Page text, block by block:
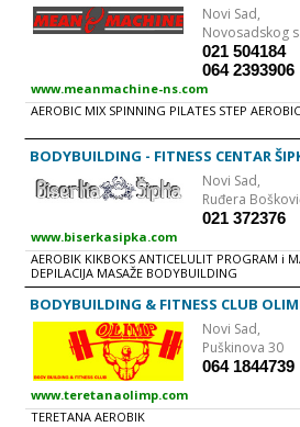
Novi Sad,
Novosadskog
021 504184
064 2393906
www.meanmachine-ns.com
AEROBIC MIX SPINNING PILATES STEP
BODYBUILDING - FITNESS CENTAR
Novi Sad,
Ruđera
021 372376
www.biserkasipka.com
AEROBIK KIKBOKS ANTICELULIT PROGRAM i
DEPILACIJA MASAŽE BODYBUILDING
BODYBUILDING & FITNESS CLUB
Novi Sad,
Puškinova 30
064 1844739
www.teretanaolimp.com
TERETANA AEROBIK